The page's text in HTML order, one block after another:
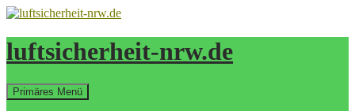
Zum
springen
luftsicherheit-nrw.de
Suchen
Primäres Menü